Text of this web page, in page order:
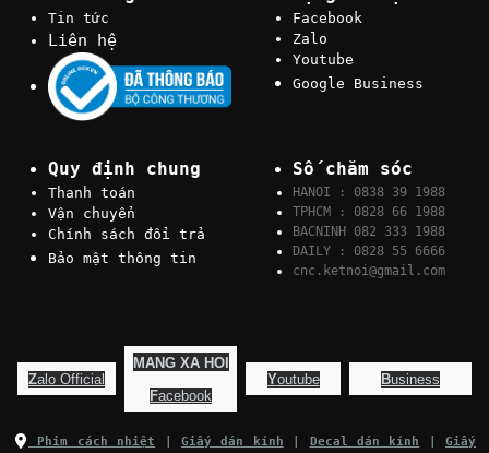
Tin tức
Liên hệ
Facebook
Zalo
Youtube
Google Business
Quy định chung
Thanh toán
Vận chuyển
Chính sách đổi trả
Bảo mật thông tin
Số chăm sóc
HANOI : 0838 39 1988
TPHCM : 0828 66 1988
BACNINH 082 333 1988
DAILY : 0828 55 6666
cnc.ketnoi@gmail.com
Zalo Official
MANG XA HOI
Facebook
Youtube Business
Phim cách nhiệt Giấy dán kính Decal dán kính |Giấy